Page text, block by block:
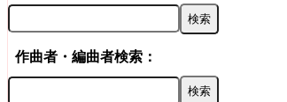
作曲者・編曲者検索：